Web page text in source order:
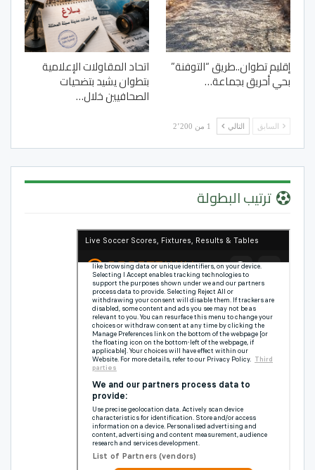
إقليم تطوان..طريق “التوفنة”
بحي أحريق بجماعة…
اتحاد المقاولات الإعلامية
بتطوان يشيد بتضحيات
الصحافيين خلال…
السابق التالي 1 من 2٬200
ترتيب البطولة